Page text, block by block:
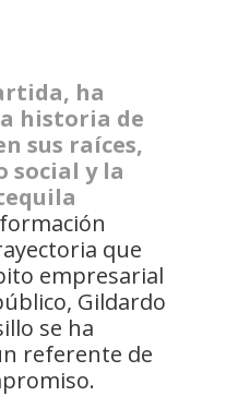
ha
historia de
sus raíces,
social y la
que
empresarial
Gildardo
se ha
referente de